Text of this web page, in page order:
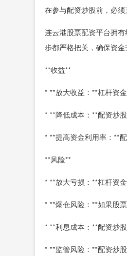
在参与配资炒股前，必须
连云港股票配资平台拥
步都严格把关，确保资
**收益**
* **放大收益：**杠杆资
* **降低成本：**配资炒
* **提高资金利用率：**
**风险**
* **放大亏损：**杠杆资
* **爆仓风险：**如果股
* **利息成本：**配资炒
* **监管风险：**配资炒